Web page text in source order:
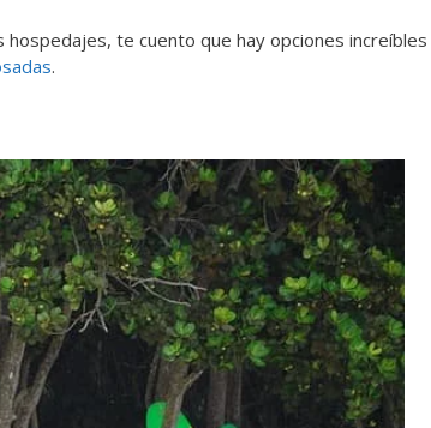
te cuento que hay opciones increíbles
.